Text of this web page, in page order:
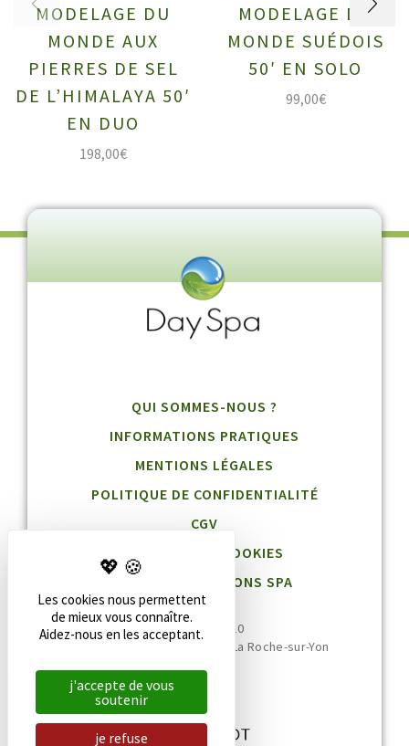
MODELAGE DU
MONDE AUX
PIERRES DE SEL
DE L’HIMALAYA 50′
EN DUO
198,00€
MODELAGE DU
MONDE SUÉDOIS
50′ EN SOLO
99,00€
QUI SOMMES-NOUS ?
INFORMATIONS PRATIQUES
MENTIONS LÉGALES
POLITIQUE DE CONFIDENTIALITÉ
CGV
GESTION DES COOKIES
BLOG DESTINATIONS SPA
02 51 36 95 10
20 rue Jean Jaurès, 85000 La Roche-sur-Yon
Les cookies nous permettent
de mieux vous connaître.
Aidez-nous en les acceptant.
j'accepte de vous
soutenir
je refuse